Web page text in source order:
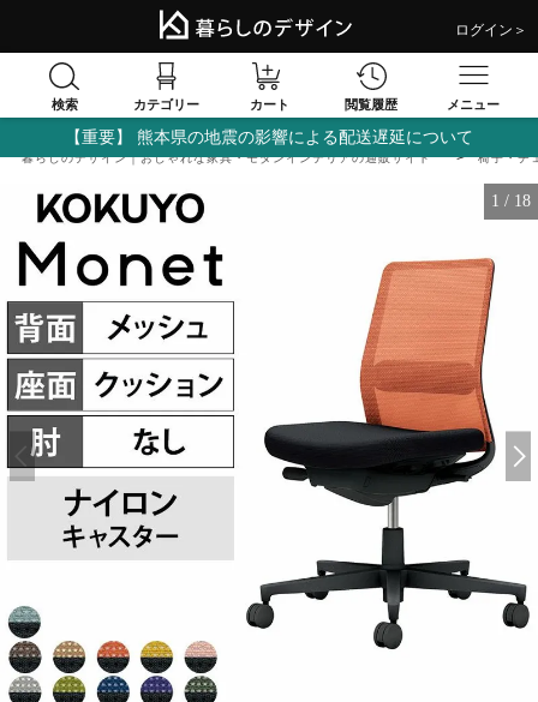
ログイン＞
検索 カテゴリー カート 閲覧履歴 メニュー
【重要】 熊本県の地震の影響による配送遅延について
暮らしのデザイン｜おしゃれな家具・モダンインテリアの通販サイト 椅子・チ
1 / 18